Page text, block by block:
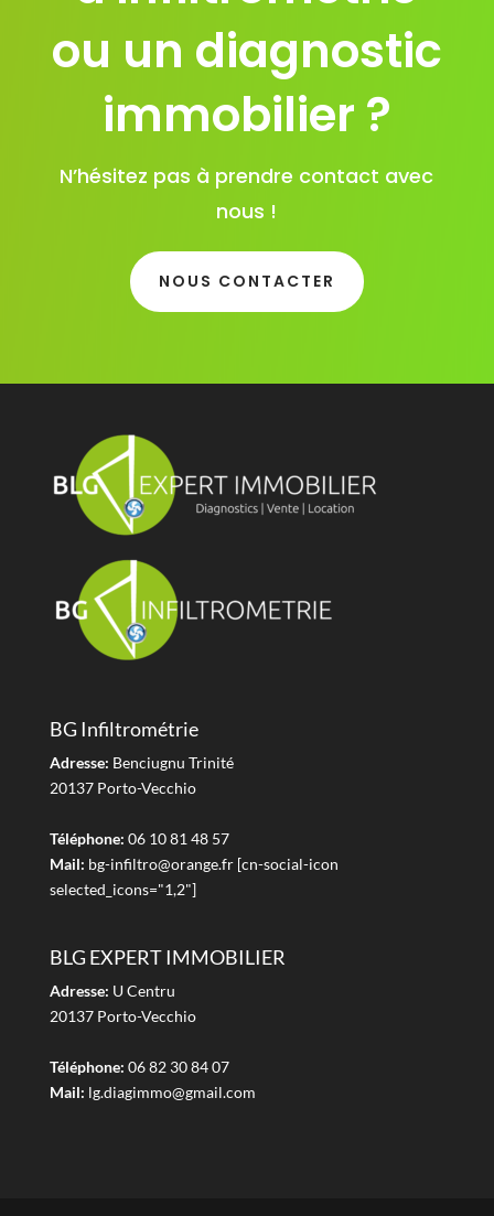
ou un diagnostic
immobilier ?
N’hésitez pas à prendre contact avec
nous !
NOUS CONTACTER
BG Infiltrométrie
Adresse: Benciugnu Trinité
20137 Porto-Vecchio
Téléphone: 06 10 81 48 57
Mail: bg-infiltro@orange.fr [cn-social-icon
selected_icons="1,2"]
BLG EXPERT IMMOBILIER
Adresse: U Centru
20137 Porto-Vecchio
Téléphone: 06 82 30 84 07
Mail: lg.diagimmo@gmail.com